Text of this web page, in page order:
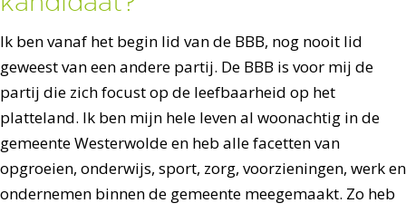
Ik ben vanaf het begin lid van de BBB, nog nooit lid
geweest van een andere partij. De BBB is voor mij de
partij die zich focust op de leefbaarheid op het
platteland. Ik ben mijn hele leven al woonachtig in de
gemeente Westerwolde en heb alle facetten van
opgroeien, onderwijs, sport, zorg, voorzieningen, werk en
ondernemen binnen de gemeente meegemaakt. Zo heb